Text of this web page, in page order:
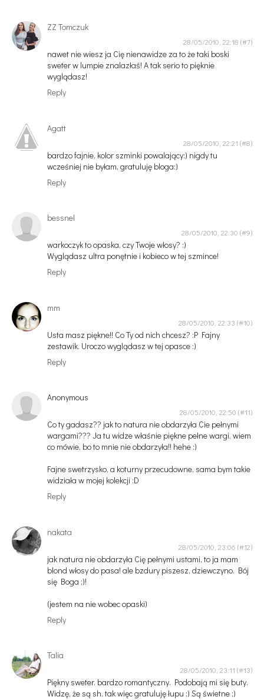
ZZ Tomczuk
28/05/2010, 22:18
nawet nie wiesz ja Cię nienawidze za to że taki boski
sweter w lumpie znalazłaś! A tak serio to pięknie
wyglądasz!
Reply
Agatt
28/05/2010, 22:21
bardzo fajnie, kolor szminki powalający:) nigdy tu
wcześniej nie byłam, gratuluję bloga:)
Reply
bessnel
28/05/2010, 22:30
warkoczyk to opaska, czy Twoje włosy? :)
Wyglądasz ultra ponętnie i kobieco w tej szmince!
Reply
mm
28/05/2010, 22:33
Usta masz piękne!! Co Ty od nich chcesz? :P Fajny
zestawik. Uroczo wyglądasz w tej opasce :)
Reply
Anonymous
28/05/2010, 22:50
Co ty gadasz?? jak to natura nie obdarzyła Cie pełnymi
wargami??? Ja tu widze właśnie piękne pełne wargi, wiem
co mówie, bo to mnie nie obdarzyła!! hehe :)
Fajne swetrzysko, a koturny przecudowne, sama bym takie
widziała w mojej kolekcji :D
Reply
nakata
28/05/2010, 23:06
jak natura nie obdarzyła Cię pełnymi ustami, to ja mam
blond włosy do pasa! ale bzdury piszesz, dziewczyno. Bój
się Boga ;)!
(jestem na nie wobec opaski)
Reply
Talia
28/05/2010, 23:11
Piękny sweter. bardzo romantyczny. Podobają mi się buty.
Widzę, że są sh, tak więc gratuluję łupu ;) Są świetne ;)